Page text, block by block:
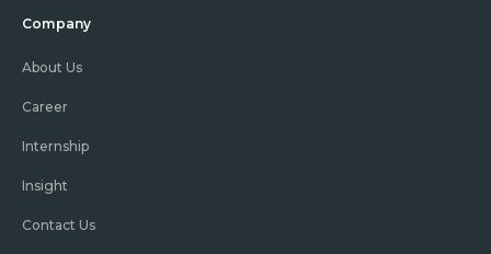
Company
About Us
Career
Internship
Insight
Contact Us